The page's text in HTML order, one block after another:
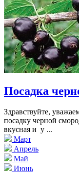
Посадка
Здравствуйте,
посадку черной
вкусная и у ...
Март
Апрель
Май
Июнь